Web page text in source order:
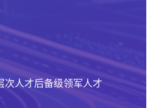
次人才后备级领军人才